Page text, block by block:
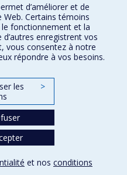
d’améliorer et de
Certains témoins
fonctionnement et la
enregistrent vos
vous consentez à notre
répondre à vos besoins.
les
>
et nos conditions